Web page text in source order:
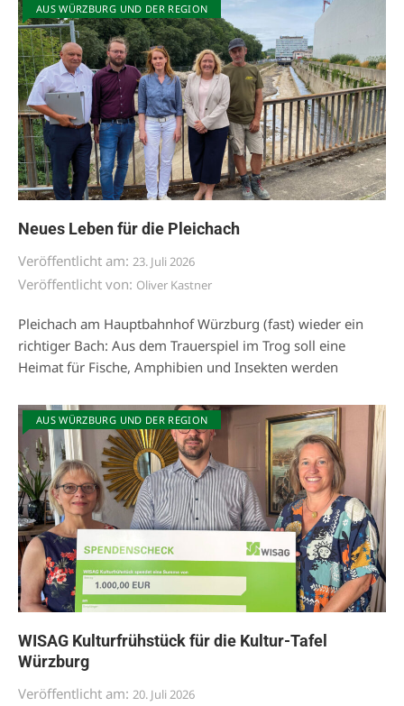
AUS WÜRZBURG UND DER REGION
Neues Leben für die Pleichach
Veröffentlicht am: 23. Juli 2026
Veröffentlicht von: Oliver Kastner
Pleichach am Hauptbahnhof Würzburg (fast) wieder ein
richtiger Bach: Aus dem Trauerspiel im Trog soll eine
Heimat für Fische, Amphibien und Insekten werden
AUS WÜRZBURG UND DER REGION
WISAG Kulturfrühstück für die Kultur-Tafel
Würzburg
Veröffentlicht am: 20. Juli 2026